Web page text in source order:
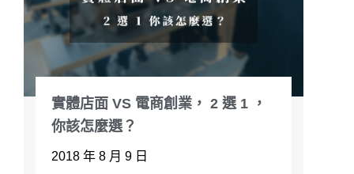
實體店面 VS 電商創業， 2 選 1 ，
你該怎麼選？
2018 年 8 月 9 日